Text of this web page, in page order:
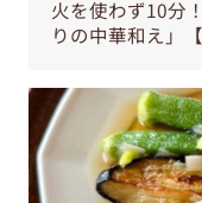
火を使わず10分
りの中華和え」